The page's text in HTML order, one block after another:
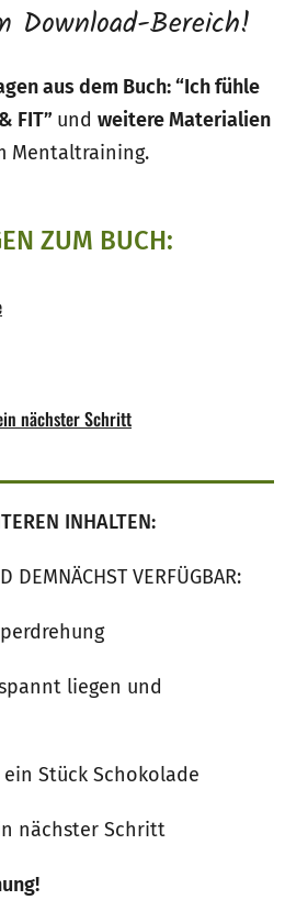
Download-Bereich!
aus dem Buch: “Ich fühle
FIT” und weitere Materialien
Mentaltraining.
ZUM BUCH:
nächster Schritt
INHALTEN:
DEMNÄCHST VERFÜGBAR:
liegen und
Stück Schokolade
nächster Schritt